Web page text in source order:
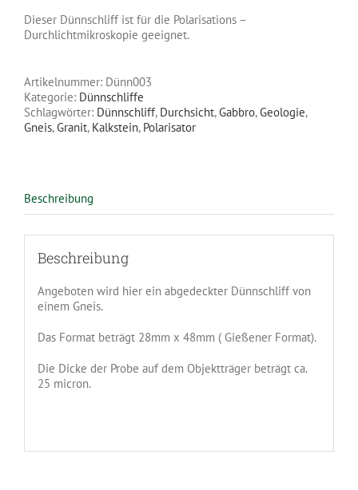
Dieser Dünnschliff ist für die Polarisations –
Durchlichtmikroskopie geeignet.
Artikelnummer: Dünn003
Kategorie: Dünnschliffe
Schlagwörter: Dünnschliff, Durchsicht,Gabbro,Geologie,
Gneis,Granit, Kalkstein, Polarisator
Beschreibung
Beschreibung
Angeboten wird hier ein abgedeckter Dünnschliff von
einem Gneis.
Das Format beträgt 28mm x 48mm ( Gießener Format).
Die Dicke der Probe auf dem Objektträger beträgt ca.
25 micron.